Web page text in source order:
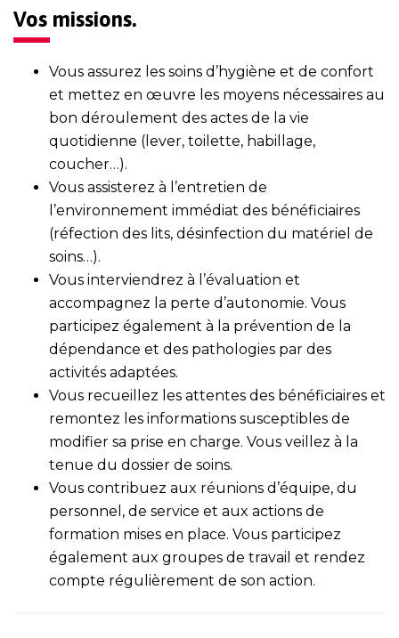
Vos missions.
Vous assurez les soins d’hygiène et de confort
et mettez en œuvre les moyens nécessaires au
bon déroulement des actes de la vie
quotidienne (lever, toilette, habillage,
coucher…).
Vous assisterez à l’entretien de
l’environnement immédiat des bénéficiaires
(réfection des lits, désinfection du matériel de
soins…).
Vous interviendrez à l’évaluation et
accompagnez la perte d’autonomie. Vous
participez également à la prévention de la
dépendance et des pathologies par des
activités adaptées.
Vous recueillez les attentes des bénéficiaires et
remontez les informations susceptibles de
modifier sa prise en charge. Vous veillez à la
tenue du dossier de soins.
Vous contribuez aux réunions d’équipe, du
personnel, de service et aux actions de
formation mises en place. Vous participez
également aux groupes de travail et rendez
compte régulièrement de son action.